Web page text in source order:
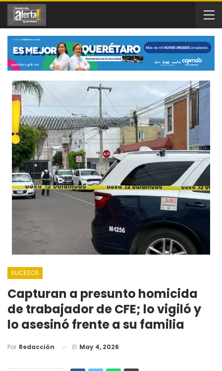
SUCESOS
Capturan a presunto homicida
de trabajador de CFE; lo vigiló y
lo asesinó frente a su familia
Por Redacción El May 4, 2026